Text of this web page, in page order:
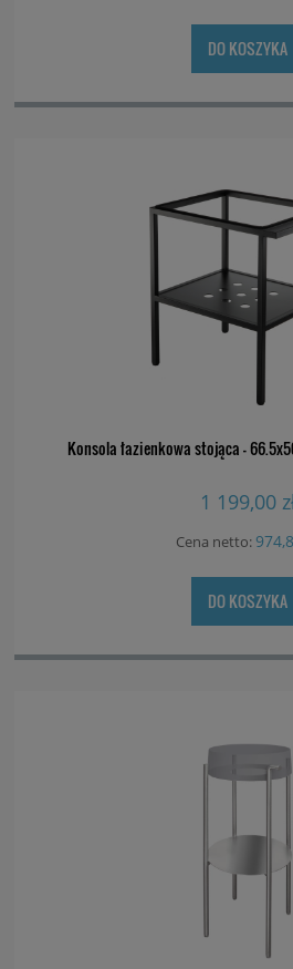
DO KOSZYKA
Konsola łazienkowa stojąca -
1 199,00
Cena netto:
DO KOSZYKA